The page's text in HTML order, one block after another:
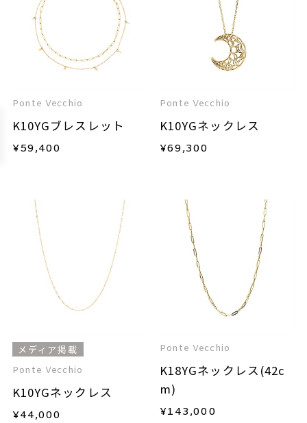
Ponte Vecchio
K10YGブレスレット
¥59,400
Ponte Vecchio
K10YGネックレス
¥69,300
メディア掲載
Ponte Vecchio
K10YGネックレス
¥44,000
Ponte Vecchio
K18YGネックレス(42c
m)
¥143,000